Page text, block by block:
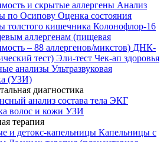
и скрытые аллергены Анализ
по Осипову Оценка состояния
толстого кишечника Колонофлор-16
аллергенам (пищевая
– 88 аллергенов/микстов) ДНК-
тест) Эли-тест Чек-ап здоровья
анализы Ультразвуковая
(УЗИ)
диагностика
анализ состава тела ЭКГ
волос и кожи УЗИ
терапия
и детокс-капельницы Капельницы с